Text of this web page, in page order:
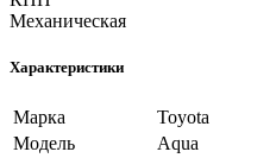
Механическая
Характеристики
Марка
Toyota
Модель
Aqua